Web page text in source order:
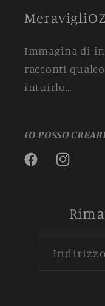
MeravigliOZ
Immagina di
racconti
intuirlo…
IO POSSO
FacebookInstagram